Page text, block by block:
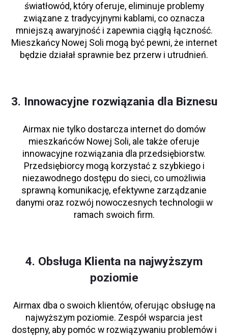
światłowód, który oferuje, eliminuje problemy
związane z tradycyjnymi kablami, co oznacza
mniejszą awaryjność i zapewnia ciągłą łączność.
Mieszkańcy Nowej Soli mogą być pewni, że internet
będzie działał sprawnie bez przerw i utrudnień.
3. Innowacyjne rozwiązania dla Biznesu
Airmax nie tylko dostarcza internet do domów
mieszkańców Nowej Soli, ale także oferuje
innowacyjne rozwiązania dla przedsiębiorstw.
Przedsiębiorcy mogą korzystać z szybkiego i
niezawodnego dostępu do sieci, co umożliwia
sprawną komunikację, efektywne zarządzanie
danymi oraz rozwój nowoczesnych technologii w
ramach swoich firm.
4. Obsługa Klienta na najwyższym
poziomie
Airmax dba o swoich klientów, oferując obsługę na
najwyższym poziomie. Zespół wsparcia jest
dostępny, aby pomóc w rozwiązywaniu problemów i